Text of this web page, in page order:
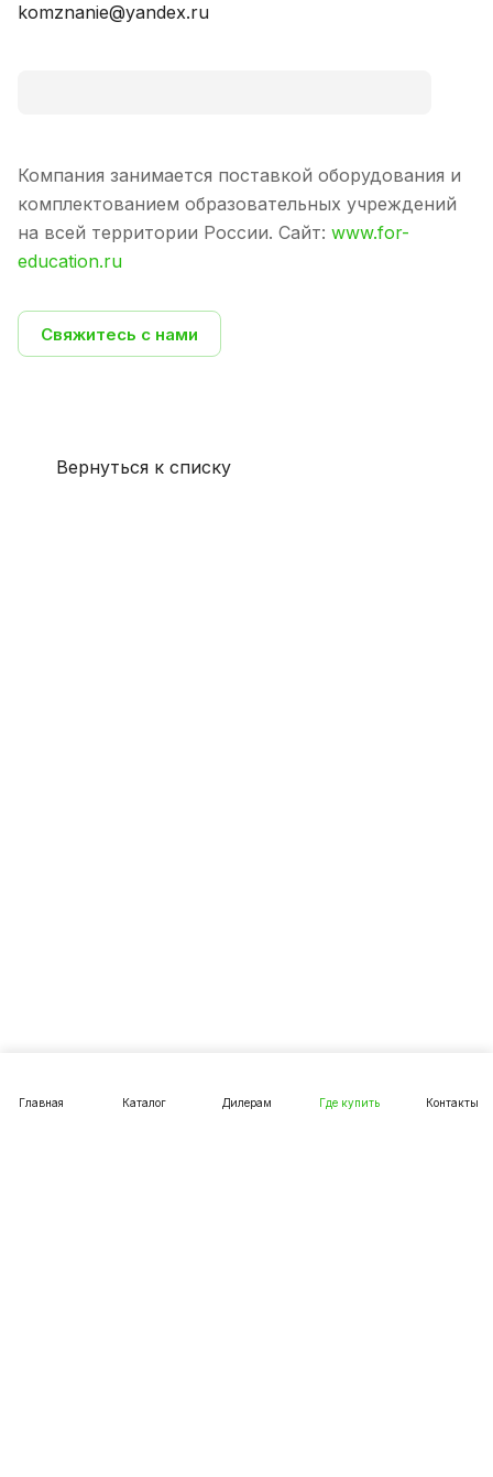
komznanie@yandex.ru
Компания занимается поставкой оборудования и
комплектованием образовательных учреждений
на всей территории России. Сайт: www.for-
education.ru
Свяжитесь с нами
Вернуться к списку
Главная Каталог Дилерам Где купить Контакты